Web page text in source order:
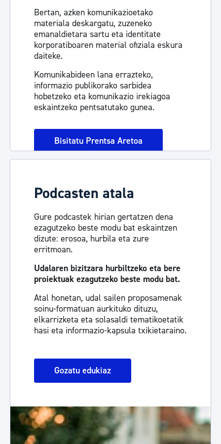
Bertan, azken komunikazioetako
materiala deskargatu, zuzeneko
emanaldietara sartu eta identitate
korporatiboaren material ofiziala eskura
daiteke.
Komunikabideen lana errazteko,
informazio publikorako sarbidea
hobetzeko eta komunikazio irekiagoa
eskaintzeko pentsatutako gunea.
Bisitatu Prentsa Aretoa
Podcasten atala
Gure podcastek hirian gertatzen dena
ezagutzeko beste modu bat eskaintzen
dizute: erosoa, hurbila eta zure
erritmoan.
Udalaren bizitzara hurbiltzeko eta bere
proiektuak ezagutzeko beste modu bat.
Atal honetan, udal sailen proposamenak
soinu-formatuan aurkituko dituzu,
elkarrizketa eta solasaldi tematikoetatik
hasi eta informazio-kapsula txikietaraino.
Gozatu edukiaz